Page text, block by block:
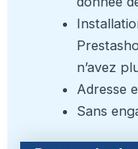
n’avez
Adresse
Sans